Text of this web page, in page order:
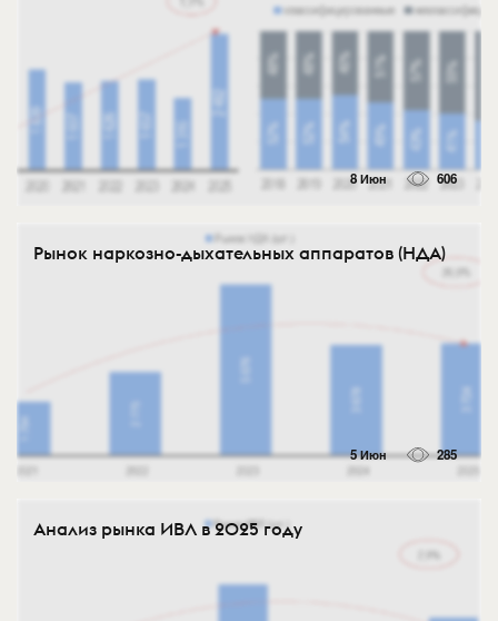
8 Июн 606
Рынок наркозно-дыхательных аппаратов (НДА)
5 Июн 285
Анализ рынка ИВЛ в 2025 году